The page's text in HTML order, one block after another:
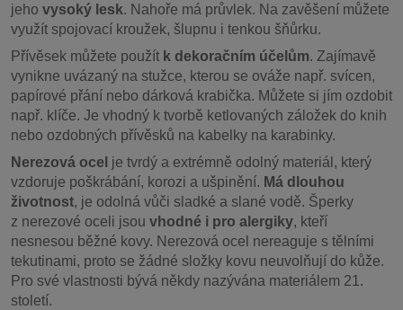
jeho vysoký lesk. Nahoře má průvlek. Na zavěšení můžete
využít spojovací kroužek, šlupnu i tenkou šňůrku.
Přívěsek můžete použít k dekoračním účelům. Zajímavě
vynikne uvázaný na stužce, kterou se ováže např. svícen,
papírové přání nebo dárková krabička. Můžete si jím ozdobit
např. klíče. Je vhodný k tvorbě ketlovaných záložek do knih
nebo ozdobných přívěsků na kabelky na karabinky.
Nerezová ocel je tvrdý a extrémně odolný materiál, který
vzdoruje poškrábání, korozi a ušpinění. Má dlouhou
životnost, je odolná vůči sladké a slané vodě. Šperky
z nerezové oceli jsou vhodné i pro alergiky, kteří
nesnesou běžné kovy. Nerezová ocel nereaguje s tělními
tekutinami, proto se žádné složky kovu neuvolňují do kůže.
Pro své vlastnosti bývá někdy nazývána materiálem 21.
století.